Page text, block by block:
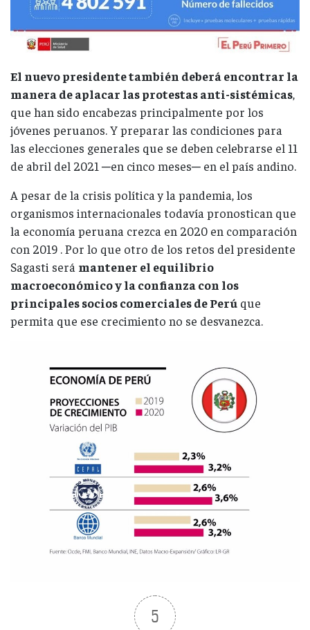
El nuevo presidente también deberá encontrar la
manera de aplacar las protestas anti-sistémicas,
que han sido encabezas principalmente por los
jóvenes peruanos. Y preparar las condiciones para
las elecciones generales que se deben celebrarse el 11
de abril del 2021 ─en cinco meses─ en el país andino.
A pesar de la crisis política y la pandemia, los
organismos internacionales todavía pronostican que
la economía peruana crezca en 2020 en comparación
con 2019 . Por lo que otro de los retos del presidente
Sagasti será mantener el equilibrio
macroeconómico y la confianza con los
principales socios comerciales de Perú que
permita que ese crecimiento no se desvanezca.
5